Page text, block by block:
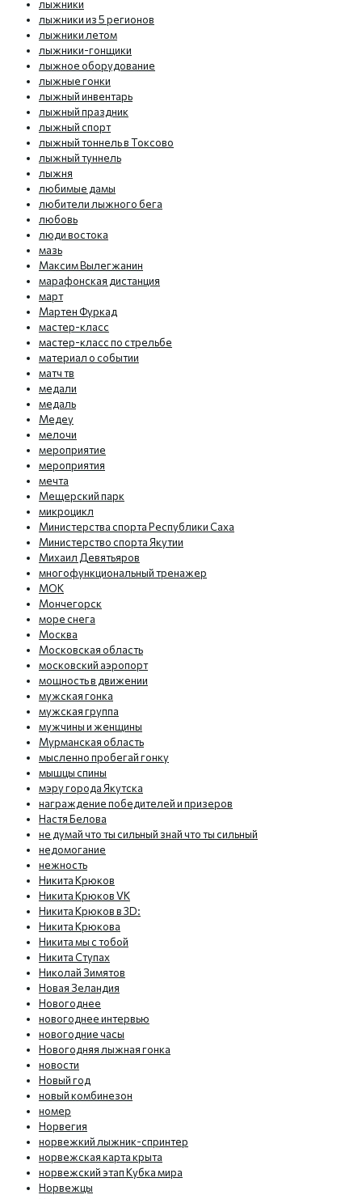
лыжники
лыжники из 5 регионов
лыжники летом
лыжники-гонщики
лыжное оборудование
лыжные гонки
лыжный инвентарь
лыжный праздник
лыжный спорт
лыжный тоннель в Токсово
лыжный туннель
лыжня
любимые дамы
любители лыжного бега
любовь
люди востока
мазь
Максим Вылегжанин
марафонская дистанция
март
Мартен Фуркад
мастер-класс
мастер-класс по стрельбе
материал о событии
матч тв
медали
медаль
Медеу
мелочи
мероприятие
мероприятия
мечта
Мещерский парк
микроцикл
Министерства спорта Республики Саха
Министерство спорта Якутии
Михаил Девятьяров
многофункциональный тренажер
МОК
Мончегорск
море снега
Москва
Московская область
московский аэропорт
мощность в движении
мужская гонка
мужская группа
мужчины и женщины
Мурманская область
мысленно пробегай гонку
мышцы спины
мэру города Якутска
награждение победителей и призеров
Настя Белова
не думай что ты сильный знай что ты сильный
недомогание
нежность
Никита Крюков
Никита Крюков VK
Никита Крюков в 3D:
Никита Крюкова
Никита мы с тобой
Никита Ступах
Николай Зимятов
Новая Зеландия
Новогоднее
новогоднее интервью
новогодние часы
Новогодняя лыжная гонка
новости
Новый год
новый комбинезон
номер
Норвегия
норвежкий лыжник-спринтер
норвежская карта крыта
норвежский этап Кубка мира
Норвежцы